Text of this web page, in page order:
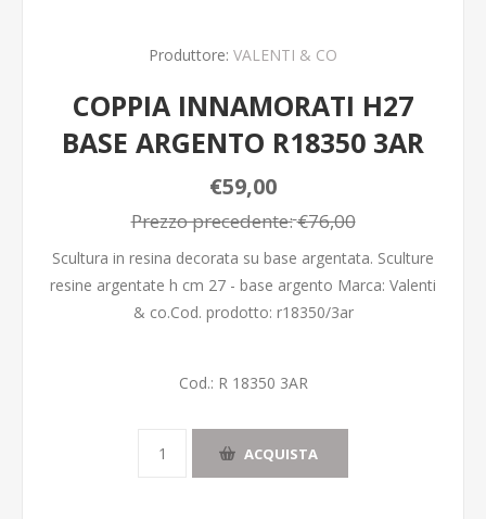
Produttore: VALENTI & CO
COPPIA INNAMORATI H27
BASE ARGENTO R18350 3AR
€59,00
Prezzo precedente:€76,00
Scultura in resina decorata su base argentata. Sculture
resine argentate h cm 27 - base argento Marca: Valenti
& co.Cod. prodotto: r18350/3ar
Cod.: R 18350 3AR
ACQUISTA